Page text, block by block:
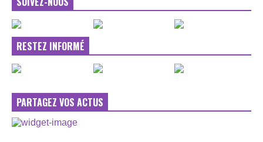
RESTEZ INFORMÉ
PARTAGEZ VOS ACTUS